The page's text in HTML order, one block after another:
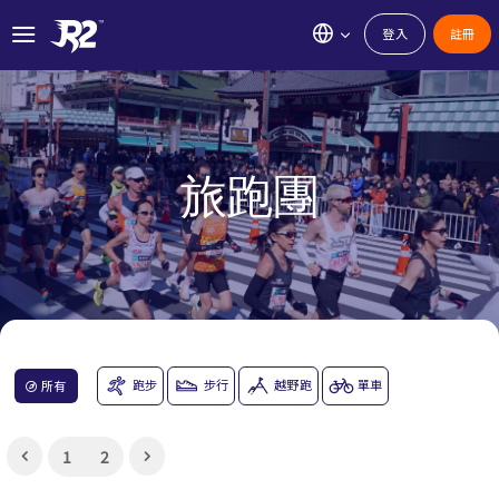
登入 註冊
旅跑團
所有 跑步 步行 越野跑 單車
1 2